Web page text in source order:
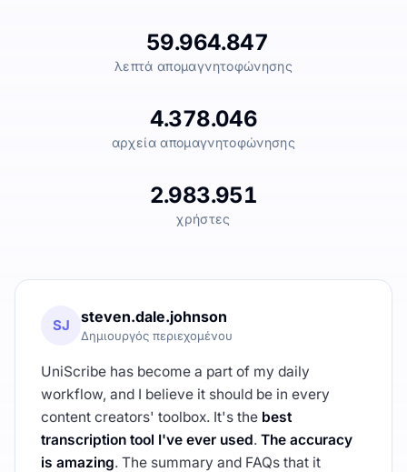
59.964.847
λεπτά απομαγνητοφώνησης
4.378.046
αρχεία απομαγνητοφώνησης
2.983.951
χρήστες
SJ steven.dale.johnson
Δημιουργός περιεχομένου
UniScribe has become a part of my daily
workflow, and I believe it should be in every
content creators' toolbox. It's the best
transcription tool I've ever used. The accuracy
is amazing. The summary and FAQs that it